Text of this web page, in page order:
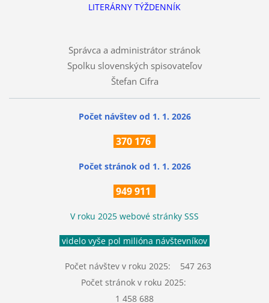
LITERÁRNY TÝŽDENNÍK
Správca a administrátor stránok
Spolku slovenských spisovateľov
Štefan Cifra
Počet návštev od 1. 1. 2026
370 176
Počet stránok od 1. 1. 2026
949 911
V roku 2025 webové stránky SSS
videlo vyše pol milióna návštevníkov
Počet návštev v roku 2025: 547 263
Počet stránok v roku 2025:
1 458 688